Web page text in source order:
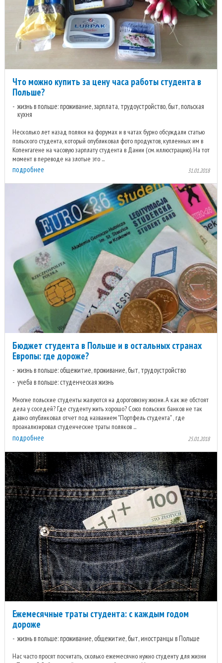
Что можно купить за цену часа работы студента в
Польше?
жизнь в польше: проживание, зарплата, трудоустройство, быт, польская
кухня
Несколько лет назад поляки на форумах и в чатах бурно обсуждали статью
польского студента, который опубликовал фото продуктов, купленных им в
Копенгагене на часовую зарплату студента в Дании (см. иллюстрацию). На тот
момент в переводе на злотые это ...
подробнее 31.01.2018
Бюджет студента в Польше и в остальных странах
Европы: где дороже?
жизнь в польше: общежитие, проживание, быт, трудоустройство
учеба в польше: студенческая жизнь
Многие польские студенты жалуются на дороговизну жизни. А как же обстоят
дела у соседей? Где студенту жить хорошо? Союз польских банков не так
давно опубликовал отчет под названием "Портфель студента" , где
проанализировал студенческие траты поляков ...
подробнее 25.01.2018
Ежемесячные траты студента: с каждым годом
дороже
жизнь в польше: проживание, общежитие, быт, иностранцы в Польше
Нас часто просят посчитать, сколько ежемесячно нужно студенту для жизни